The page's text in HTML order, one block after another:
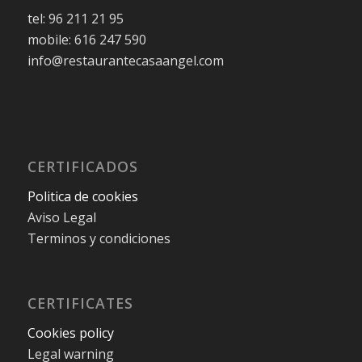
tel: 96 211 21 95
mobile: 616 247 590
info@restaurantecasaangel.com
CERTIFICADOS
Politica de cookies
Aviso Legal
Terminos y condiciones
CERTIFICATES
Cookies policy
Legal warning